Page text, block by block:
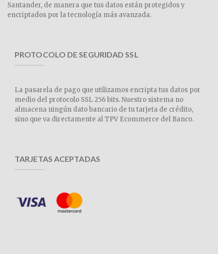
Santander, de manera que tus datos están protegidos y
encriptados por la tecnología más avanzada.
PROTOCOLO DE SEGURIDAD SSL
La pasarela de pago que utilizamos encripta tus datos por
medio del protocolo SSL 256 bits. Nuestro sistema no
almacena ningún dato bancario de tu tarjeta de crédito,
sino que va directamente al TPV Ecommerce del Banco.
TARJETAS ACEPTADAS